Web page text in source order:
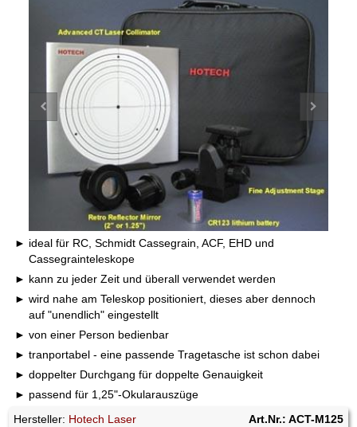
ideal für RC, Schmidt Cassegrain, ACF, EHD und
Cassegrainteleskope
kann zu jeder Zeit und überall verwendet werden
wird nahe am Teleskop positioniert, dieses aber dennoch
auf "unendlich" eingestellt
von einer Person bedienbar
tranportabel - eine passende Tragetasche ist schon dabei
doppelter Durchgang für doppelte Genauigkeit
passend für 1,25"-Okularauszüge
Hersteller: Hotech Laser Art.Nr.: ACT-M125